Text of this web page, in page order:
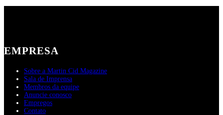
EMPRESA
Sobre a Martin Cid Magazine
Sala de Imprensa
Membros da equipe
Anuncie conosco
Empregos
Contato